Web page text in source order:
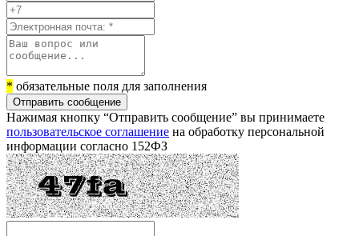
* обязательные поля для заполнения
Отправить сообщение
Нажимая кнопку “Отправить сообщение” вы принимаете
пользовательское соглашение на обработку персональной
информации согласно 152ФЗ